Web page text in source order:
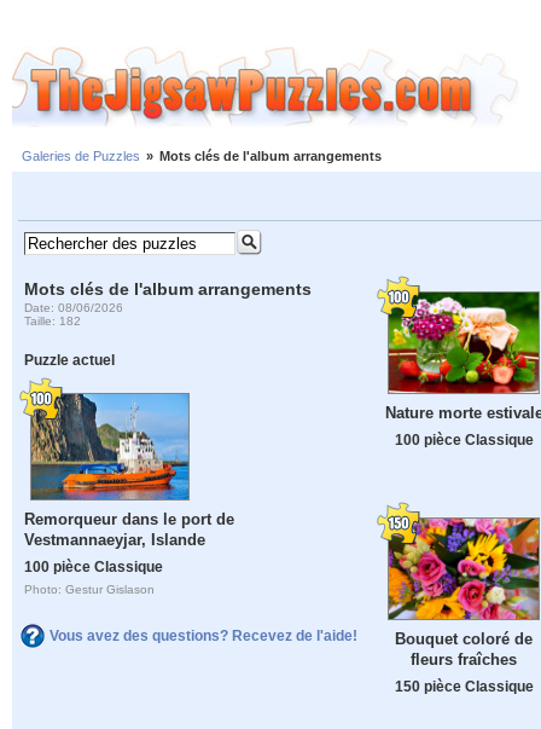
Galeries de Puzzles » Mots clés de l'album arrangements
Mots clés de l'album arrangements
Date: 08/06/2026
Taille: 182
Puzzle actuel
Remorqueur dans le port de
Vestmannaeyjar, Islande
100 pièce Classique
Photo: Gestur Gislason
Vous avez des questions? Recevez de l'aide!
Nature morte
100 pièce Classique
Bouquet coloré de
fleurs fraîches
150 pièce Classique